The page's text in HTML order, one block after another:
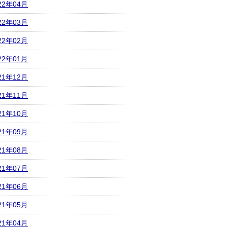
年04月
年03月
年02月
年01月
年12月
年11月
年10月
年09月
年08月
年07月
年06月
年05月
年04月